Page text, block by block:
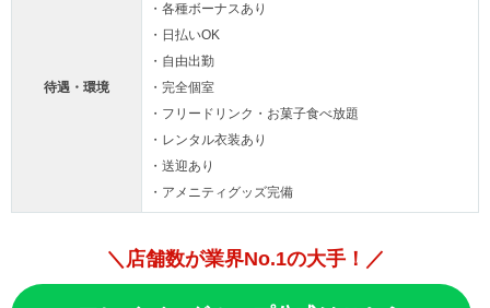
待遇・環境
・各種ボーナスあり
・日払いOK
・自由出勤
・完全個室
・フリードリンク・お菓子食べ放題
・レンタル衣装あり
・送迎あり
・アメニティグッズ完備
＼店舗数が業界No.1の大手！／